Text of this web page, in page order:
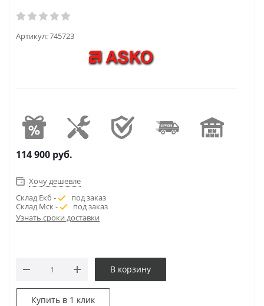
Артикул:745723
114 900 руб.
Хочу дешевле
Склад Екб -
под заказ
Склад Мск -
под заказ
Узнать сроки доставки
В корзину
Купить в 1 клик